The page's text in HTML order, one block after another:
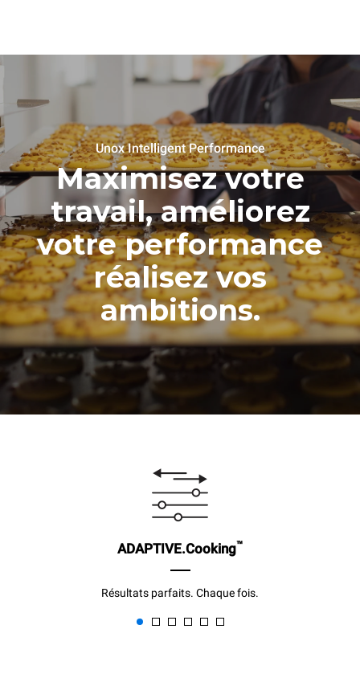
Unox Intelligent Performance
Maximisez votre
travail, améliorez
votre performance
réalisez vos
ambitions.
ADAPTIVE.Cooking™
Résultats parfaits. Chaque fois.